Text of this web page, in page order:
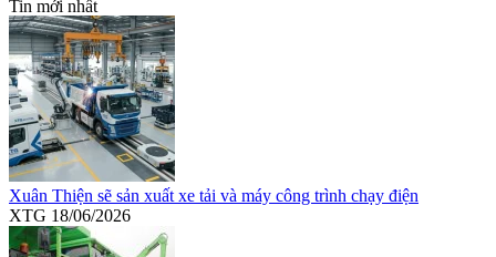
Tin mới nhất
Xuân Thiện sẽ sản xuất xe tải và máy công trình chạy điện
XTG 18/06/2026